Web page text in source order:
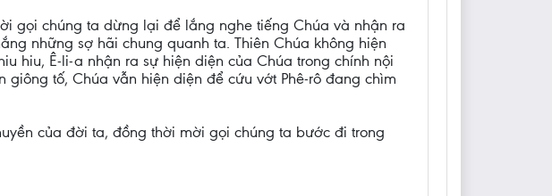
gọi chúng ta dừng lại để lắng nghe tiếng Chúa và nhận ra
những sợ hãi chung quanh ta. Thiên Chúa không hiện
hiu, Ê-li-a nhận ra sự hiện diện của Chúa trong chính nội
giông tố, Chúa vẫn hiện diện để cứu vớt Phê-rô đang chìm
của đời ta, đồng thời mời gọi chúng ta bước đi trong